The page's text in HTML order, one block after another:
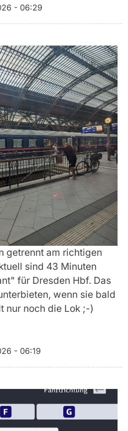
- 06:29
getrennt am richtigen
sind 43 Minuten
für Dresden Hbf. Das
wenn sie bald
nur noch die Lok ;-)
- 06:19